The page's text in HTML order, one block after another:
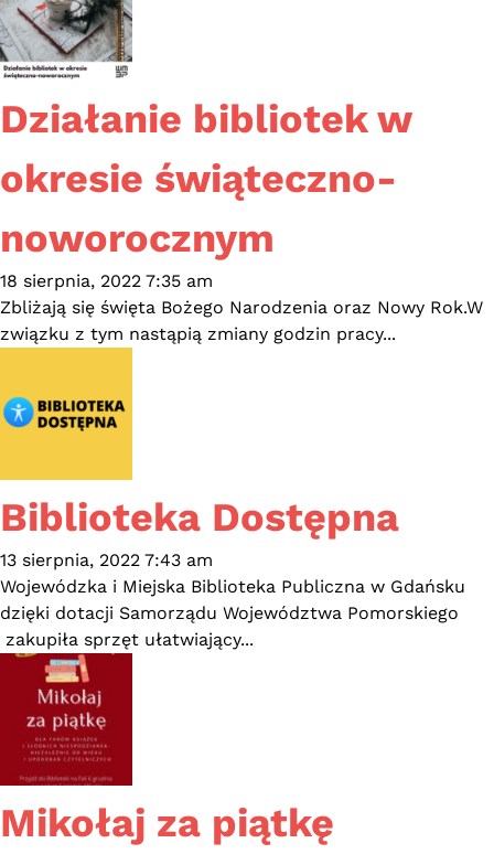
Działanie bibliotek w
okresie świąteczno-
noworocznym
18 sierpnia, 2022 7:35 am
Zbliżają się święta Bożego Narodzenia oraz Nowy Rok.W
związku z tym nastąpią zmiany godzin pracy...
Biblioteka Dostępna
13 sierpnia, 2022 7:43 am
Wojewódzka i Miejska Biblioteka Publiczna w Gdańsku
dzięki dotacji Samorządu Województwa Pomorskiego
zakupiła sprzęt ułatwiający...
Mikołaj za piątkę